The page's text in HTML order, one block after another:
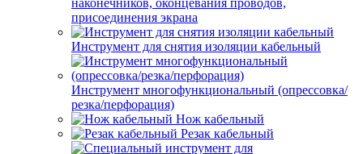
наконечников, оконцевания проводов,
присоединения экрана
Инструмент для снятия изоляции кабельный
Инструмент многофункциональный (опрессовка/
резка/перфорация)
Нож кабельный
Резак кабельный